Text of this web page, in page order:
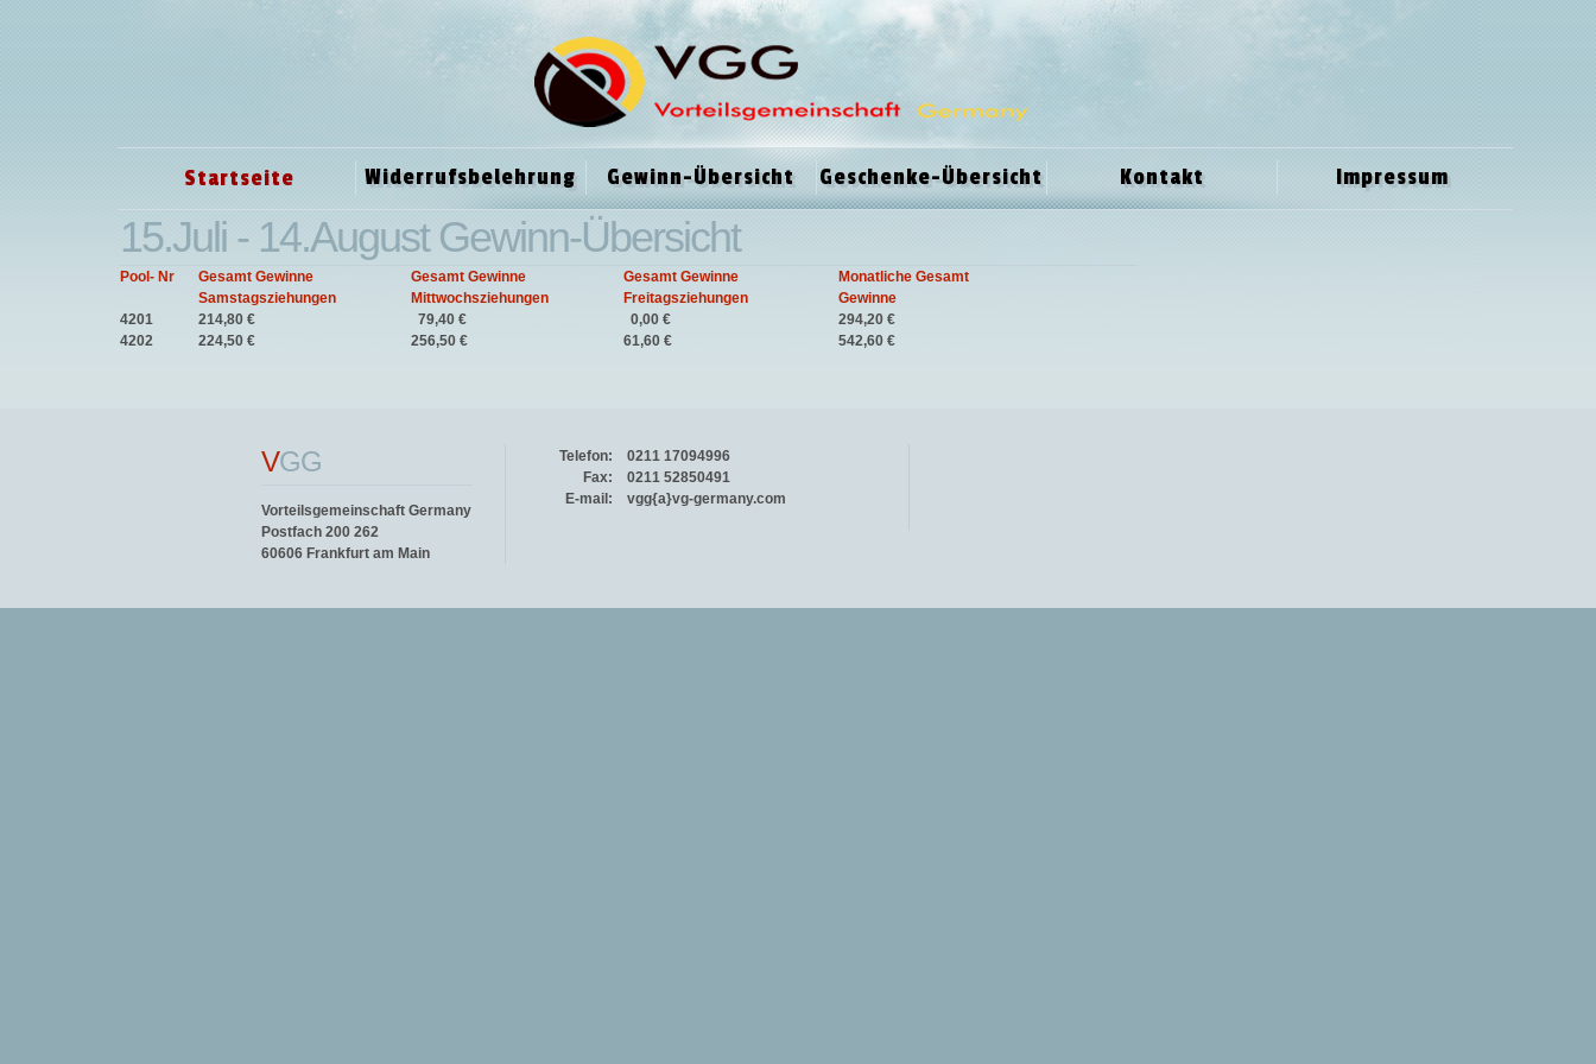
Startseite Widerrufsbelehrung Gewinn-Übersicht Geschenke-Übersicht Kontakt Impressum
15.Juli - 14.August Gewinn-Übersicht
Pool- Nr
Gesamt Gewinne
Samstagsziehungen
Gesamt Gewinne
Mittwochsziehungen
Gesamt Gewinne
Freitagsziehungen
Monatliche Gesamt
Gewinne
4201
214,80 € 79,40 € 0,00 €
294,20 €
4202
224,50 € 256,50 € 61,60 € 542,60 €
VGG
Vorteilsgemeinschaft Germany
Postfach 200 262
60606 Frankfurt am Main
Telefon:
0211 17094996
Fax:
0211 52850491
E-mail:
vgg{a}vg-germany.com